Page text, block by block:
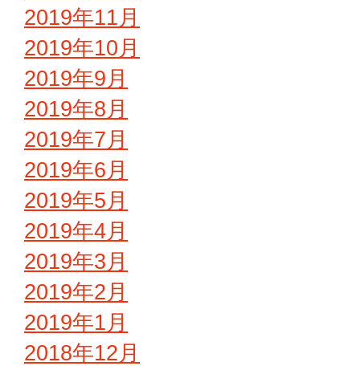
2019年11月
2019年10月
2019年9月
2019年8月
2019年7月
2019年6月
2019年5月
2019年4月
2019年3月
2019年2月
2019年1月
2018年12月